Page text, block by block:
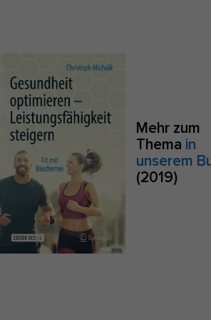
Mehr zum
Thema in
unserem
(2019)
Anonyme Statistiken